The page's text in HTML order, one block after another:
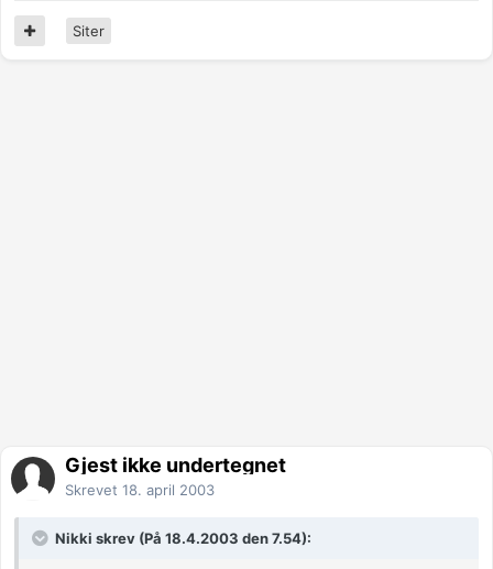
Siter
Gjest ikke undertegnet
Skrevet 18. april 2003
Nikki skrev (På 18.4.2003 den 7.54):